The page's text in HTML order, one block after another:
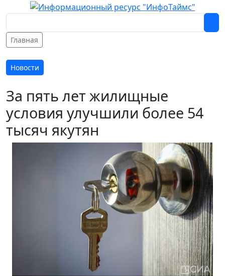
Главная
Новости
За пять лет жилищные
условия улучшили более 54
тысяч якутян